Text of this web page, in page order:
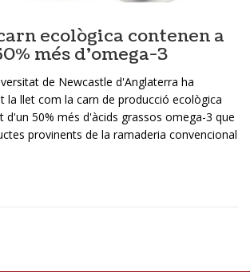
ecològica contenen a
més d’omega-3
de Newcastle d'Anglaterra ha
la llet com la carn de producció ecològica
d'un 50% més d'àcids grassos omega-3 que
provinents de la ramaderia convencional